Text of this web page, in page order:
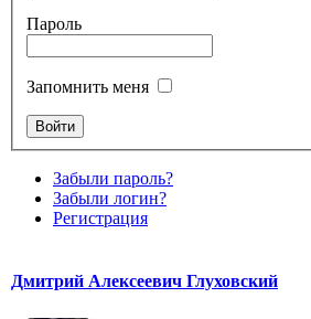
Пароль
Запомнить меня
Забыли пароль?
Забыли логин?
Регистрация
Дмитрий Алексеевич Глуховский